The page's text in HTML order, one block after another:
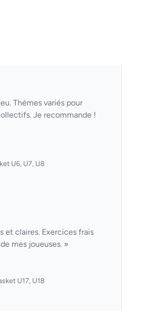
Thèmes variés pour
Je recommande !
U6, U7, U8
et claires. Exercices frais
mes joueuses. »
U17, U18